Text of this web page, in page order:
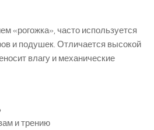
«рогожка», часто используется
и подушек. Отличается высокой
влагу и механические
и трению